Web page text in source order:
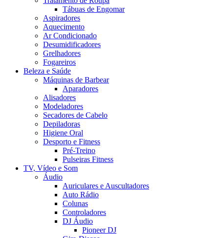
Tábuas de Engomar
Aspiradores
Aquecimento
Ar Condicionado
Desumidificadores
Grelhadores
Fogareiros
Beleza e Saúde
Máquinas de Barbear
Aparadores
Alisadores
Modeladores
Secadores de Cabelo
Depiladoras
Higiene Oral
Desporto e Fitness
Pré-Treino
Pulseiras Fitness
TV, Vídeo e Som
Áudio
Auriculares e Auscultadores
Auto Rádio
Colunas
Controladores
DJ Áudio
Pioneer DJ